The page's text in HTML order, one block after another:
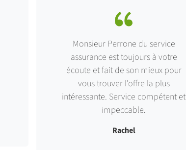
Monsieur Perrone du service
assurance est toujours à votre
écoute et fait de son mieux pour
vous trouver l’offre la plus
intéressante. Service compétent et
impeccable.
Rachel